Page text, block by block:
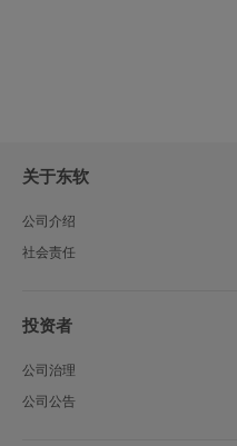
关于东软
公司介绍
社会责任
投资者
公司治理
公司公告